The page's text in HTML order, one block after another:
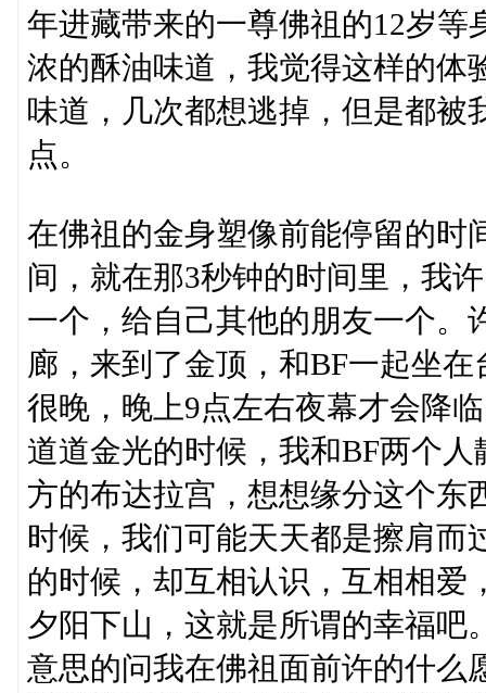
年进藏带来的一尊佛祖的12岁
浓的酥油味道，我觉得这样的体
味道，几次都想逃掉，但是都被
点。
在佛祖的金身塑像前能停留的时
间，就在那3秒钟的时间里，我
一个，给自己其他的朋友一个。
廊，来到了金顶，和BF一起坐
很晚，晚上9点左右夜幕才会降
道道金光的时候，我和BF两个
方的布达拉宫，想想缘分这个东
时候，我们可能天天都是擦肩而
的时候，却互相认识，互相相爱
夕阳下山，这就是所谓的幸福吧
意思的问我在佛祖面前许的什么